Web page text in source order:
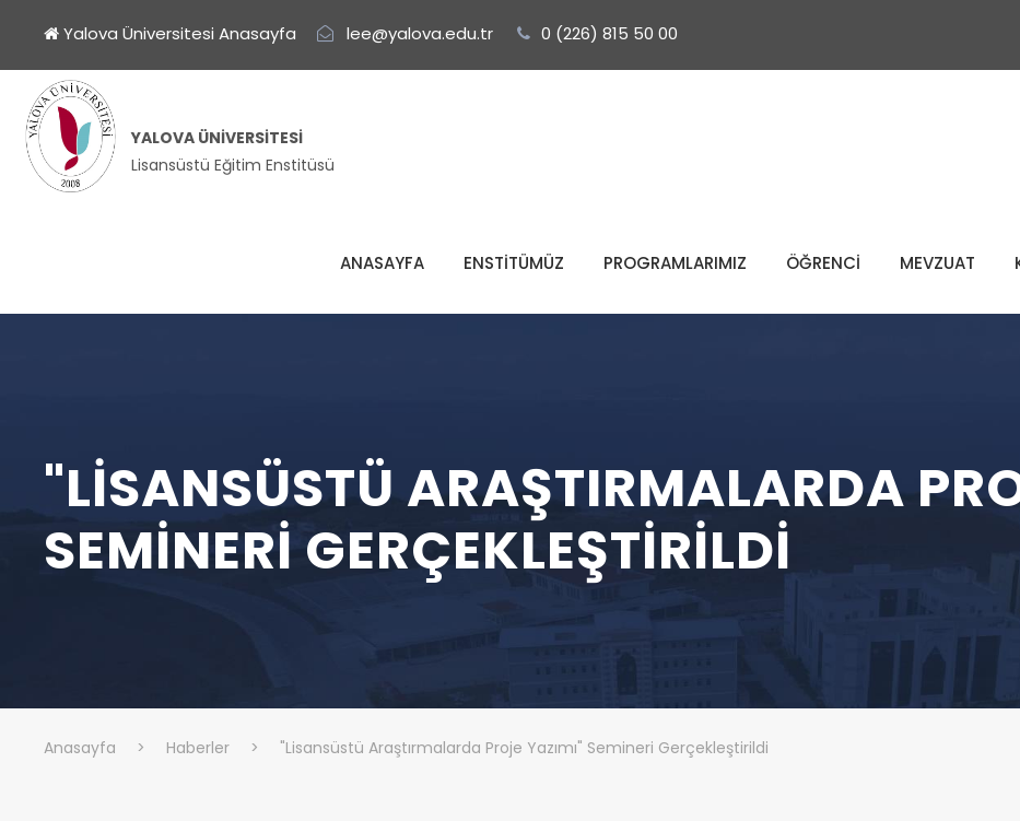
Yalova Üniversitesi Anasayfa lee@yalova.edu.tr 0 (226) 815 50 00
YALOVA ÜNIVERSITESI
Lisansüstü Eğitim Enstitüsü
ANASAYFA ENSTİTÜMÜZ PROGRAMLARIMIZ ÖĞRENCİ MEVZUAT
"LISANSÜSTÜ ARAŞTIRMALARDA
SEMINERI GERÇEKLEŞTIRILDI
Anasayfa > Haberler > "Lisansüstü Araştırmalarda Proje Yazımı" Semineri Gerçekleştirildi